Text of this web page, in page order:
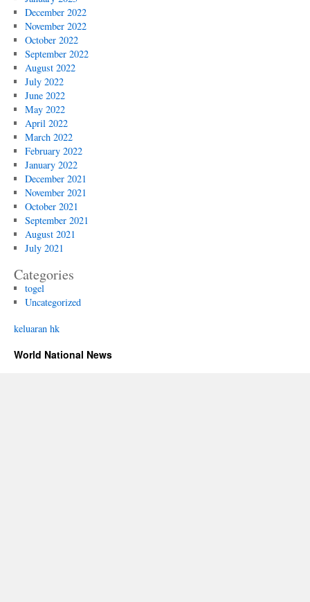
December 2022
November 2022
October 2022
September 2022
August 2022
July 2022
June 2022
May 2022
April 2022
March 2022
February 2022
January 2022
December 2021
November 2021
October 2021
September 2021
August 2021
July 2021
Categories
togel
Uncategorized
keluaran hk
World National News